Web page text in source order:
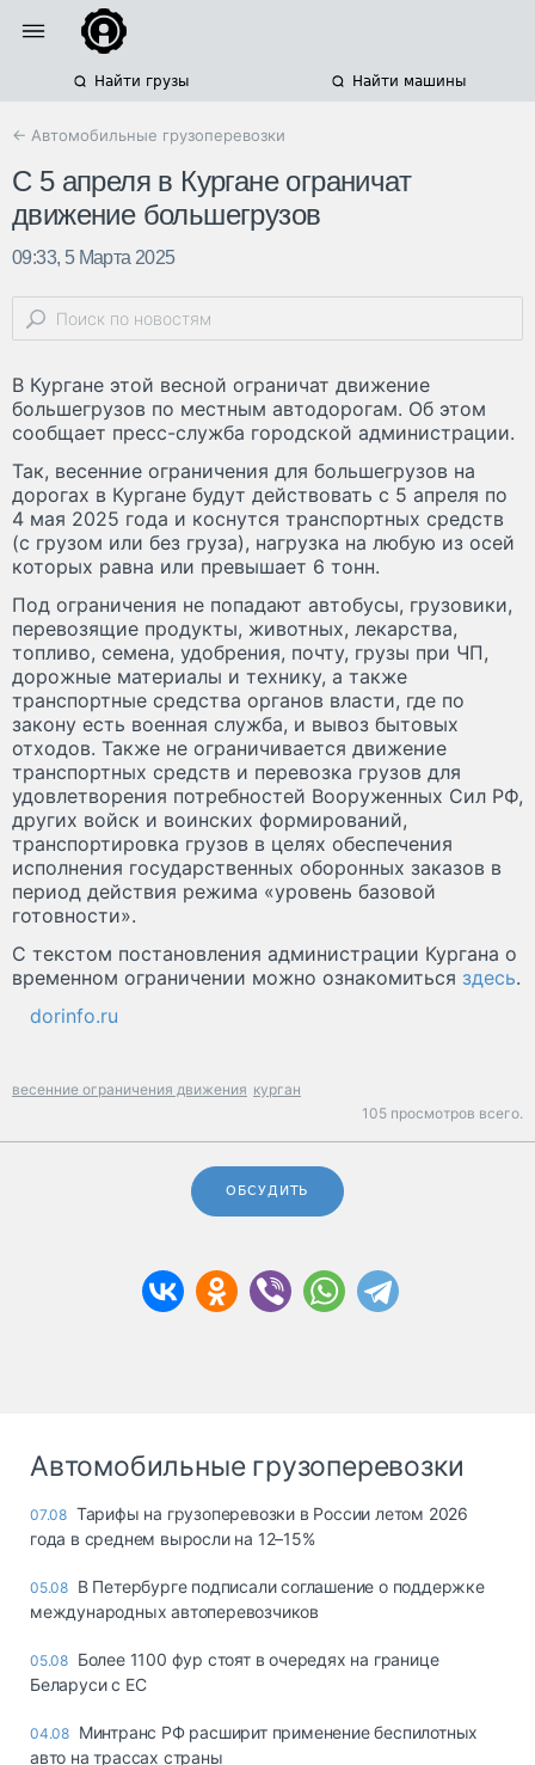
Найти грузы Найти машины
← Автомобильные грузоперевозки
С 5 апреля в Кургане ограничат
движение большегрузов
09:33, 5 Марта 2025
В Кургане этой весной ограничат движение
большегрузов по местным автодорогам. Об этом
сообщает пресс-служба городской администрации.
Так, весенние ограничения для большегрузов на
дорогах в Кургане будут действовать с 5 апреля по
4 мая 2025 года и коснутся транспортных средств
(с грузом или без груза), нагрузка на любую из осей
которых равна или превышает 6 тонн.
Под ограничения не попадают автобусы, грузовики,
перевозящие продукты, животных, лекарства,
топливо, семена, удобрения, почту, грузы при ЧП,
дорожные материалы и технику, а также
транспортные средства органов власти, где по
закону есть военная служба, и вывоз бытовых
отходов. Также не ограничивается движение
транспортных средств и перевозка грузов для
удовлетворения потребностей Вооруженных Сил РФ,
других войск и воинских формирований,
транспортировка грузов в целях обеспечения
исполнения государственных оборонных заказов в
период действия режима «уровень базовой
готовности».
С текстом постановления администрации Кургана о
временном ограничении можно ознакомиться здесь.
dorinfo.ru
весенние ограничения движения курган
105 просмотров всего.
ОБСУДИТЬ
Автомобильные грузоперевозки
07.08 Тарифы на грузоперевозки в России летом 2026
года в среднем выросли на 12–15%
05.08 В Петербурге подписали соглашение о поддержке
международных автоперевозчиков
05.08 Более 1100 фур стоят в очередях на границе
Беларуси с ЕС
04.08 Минтранс РФ расширит применение беспилотных
авто на трассах страны